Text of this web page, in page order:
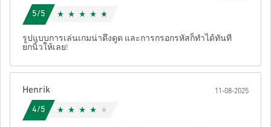
5/5
รูปแบบการเล่นเกมน่าดึงดูด และการกรอกรหัสก็ทำได้ทันที
ยกนิ้วให้เลย!
Henrik 11-08-2025
4/5